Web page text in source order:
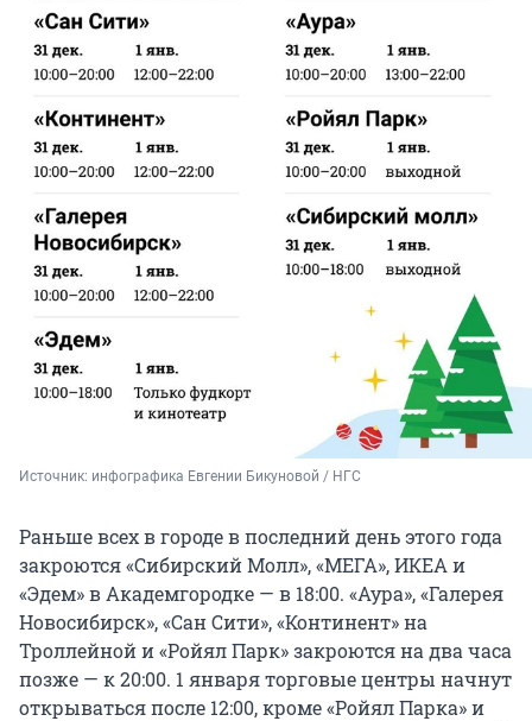
Источник: инфографика Евгении Бикуновой / НГС
Раньше всех в городе в последний день этого года
закроются «Сибирский Молл», «МЕГА», ИКЕА и
«Эдем» в Академгородке — в 18:00. «Аура», «Галерея
Новосибирск», «Сан Сити», «Континент» на
Троллейной и «Ройял Парк» закроются на два часа
позже — к 20:00. 1 января торговые центры начнут
открываться после 12:00, кроме «Ройял Парка» и